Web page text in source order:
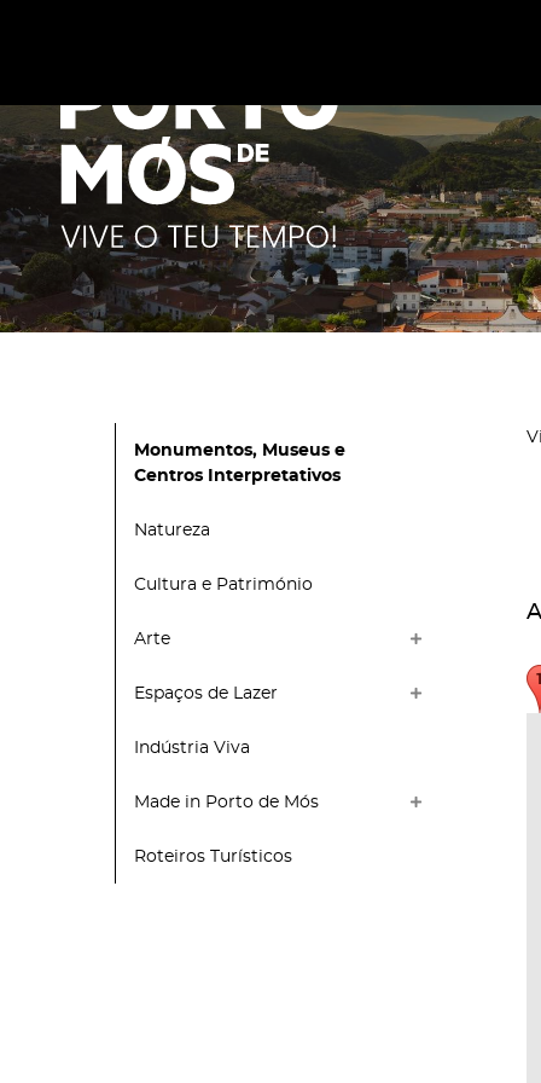
Monumentos, Museus e
Centros Interpretativos
Natureza
Cultura e Património
Arte
Espaços de Lazer
Indústria Viva
Made in Porto de Mós
Roteiros Turísticos